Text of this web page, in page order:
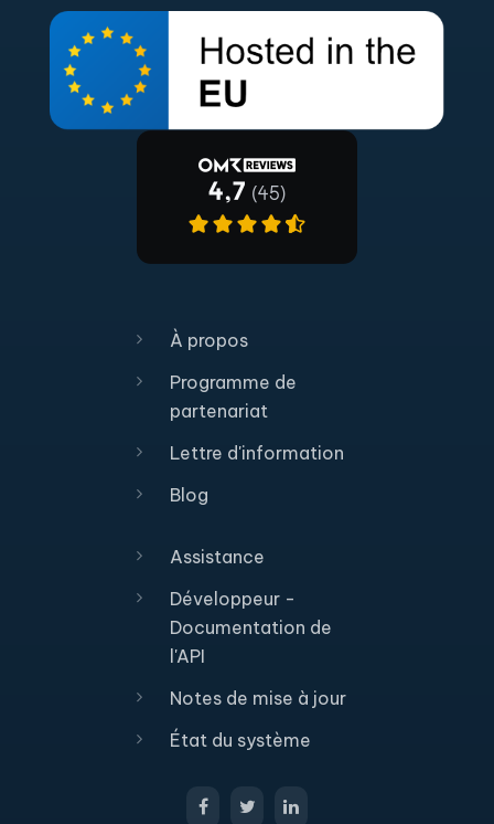
À propos
Programme de
partenariat
Lettre d'information
Blog
Assistance
Développeur -
Documentation de
l'API
Notes de mise à jour
État du système